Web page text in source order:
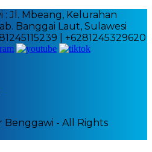
Jl. Mbeang, Kelurahan
Banggai Laut, Sulawesi
| +6281245329620
Benggawi - All Rights